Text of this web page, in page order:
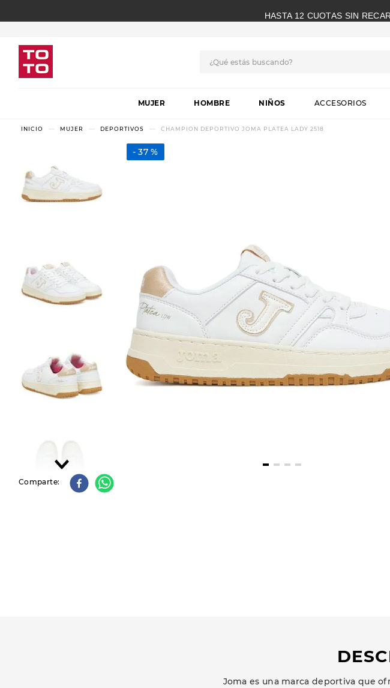
HASTA 12 CUOTAS SIN
MUJER HOMBRE NIÑOS ACCESORIOS
MUJER DEPORTIVOS CHAMPION DEPORTIVO JOMA PLATEA LADY 2518
37 %
Comparte
Joma es una marca deportiva que
1.
botas
.
skechers
3.
9.
10. botas dama